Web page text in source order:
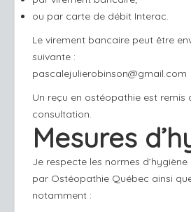
ou par carte de débit Interac.
Le virement bancaire peut être
suivante :
pascalejulierobinson@gmail.com
Un reçu en ostéopathie est remis
consultation.
Mesures
Je respecte les normes
par Ostéopathie Québec ainsi que
notamment :